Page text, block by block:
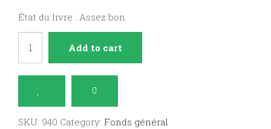
État du livre : Assez bon
Bible
selon
Add to cart
SKU: 940 Category: Fonds général